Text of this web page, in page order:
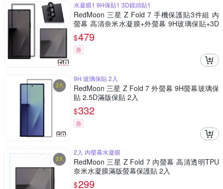
水凝膜1 9H保貼1 3D鏡頭貼1
RedMoon 三星 Z Fold 7 手機保護貼3件組 內
螢幕 高清奈米水凝膜+外螢幕 9H玻璃保貼+3D
全包鏡頭貼
$479
券
9H 玻璃保貼 2入
RedMoon 三星 Z Fold 7 外螢幕 9H螢幕玻璃保
貼 2.5D滿版保貼 2入
$332
券
2入 內螢幕水凝膜
RedMoon 三星 Z Fold 7 內螢幕 高清透明TPU
奈米水凝膜滿版螢幕保護貼 2入
$299